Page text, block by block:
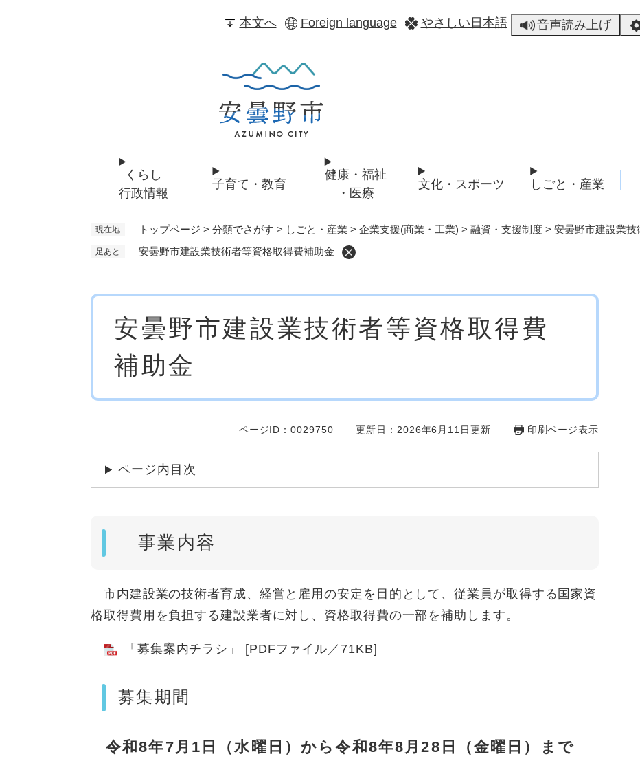
本文へ Foreign language やさしい日本語 音声読み上げ
くらし
行政情報
子育て・教育
健康・福祉
・医療
文化・スポーツ しごと・産業
現在地 トップページ > 分類でさがす > しごと・産業 > 企業支援(商業・工業) > 融資・支援制度 > 安曇野市建設業技
足あと 安曇野市建設業技術者等資格取得費補助金
安曇野市建設業技術者等資格取得費
補助金
ページID：0029750 更新日：2026年6月11日更新 印刷ページ表示
ページ内目次
事業内容
市内建設業の技術者育成、経営と雇用の安定を目的として、従業員が取得する国家資
格取得費用を負担する建設業者に対し、資格取得費の一部を補助します。
「募集案内チラシ」 [PDFファイル／71KB]
募集期間
令和8年7月1日（水曜日）から令和8年8月28日（金曜日）まで